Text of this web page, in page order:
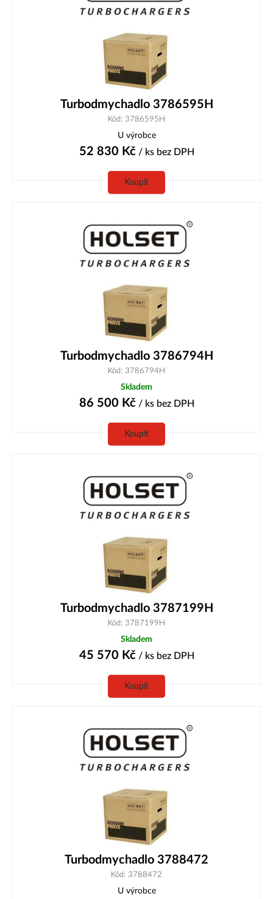
Turbodmychadlo 3786595H
Kód: 3786595H
U výrobce
52 830 Kč/ ks bez DPH
Koupit
Turbodmychadlo 3786794H
Kód: 3786794H
Skladem
86 500 Kč/ ks bez DPH
Koupit
Turbodmychadlo 3787199H
Kód: 3787199H
Skladem
45 570 Kč/ ks bez DPH
Koupit
Turbodmychadlo 3788472
Kód: 3788472
U výrobce